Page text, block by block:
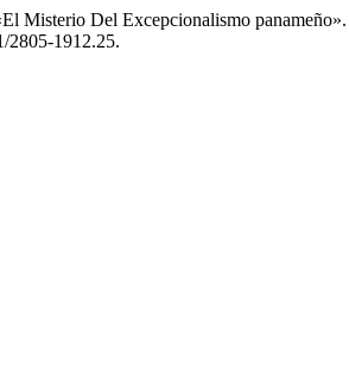
Misterio Del Excepcionalismo
2805-1912.25.